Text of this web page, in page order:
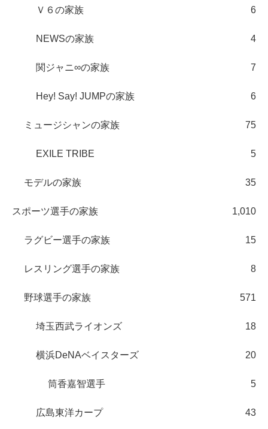
Ｖ６の家族 6
NEWSの家族 4
関ジャニ∞の家族 7
Hey! Say! JUMPの家族 6
ミュージシャンの家族 75
EXILE TRIBE 5
モデルの家族 35
スポーツ選手の家族 1,010
ラグビー選手の家族 15
レスリング選手の家族 8
野球選手の家族 571
埼玉西武ライオンズ 18
横浜DeNAベイスターズ 20
筒香嘉智選手 5
広島東洋カープ 43